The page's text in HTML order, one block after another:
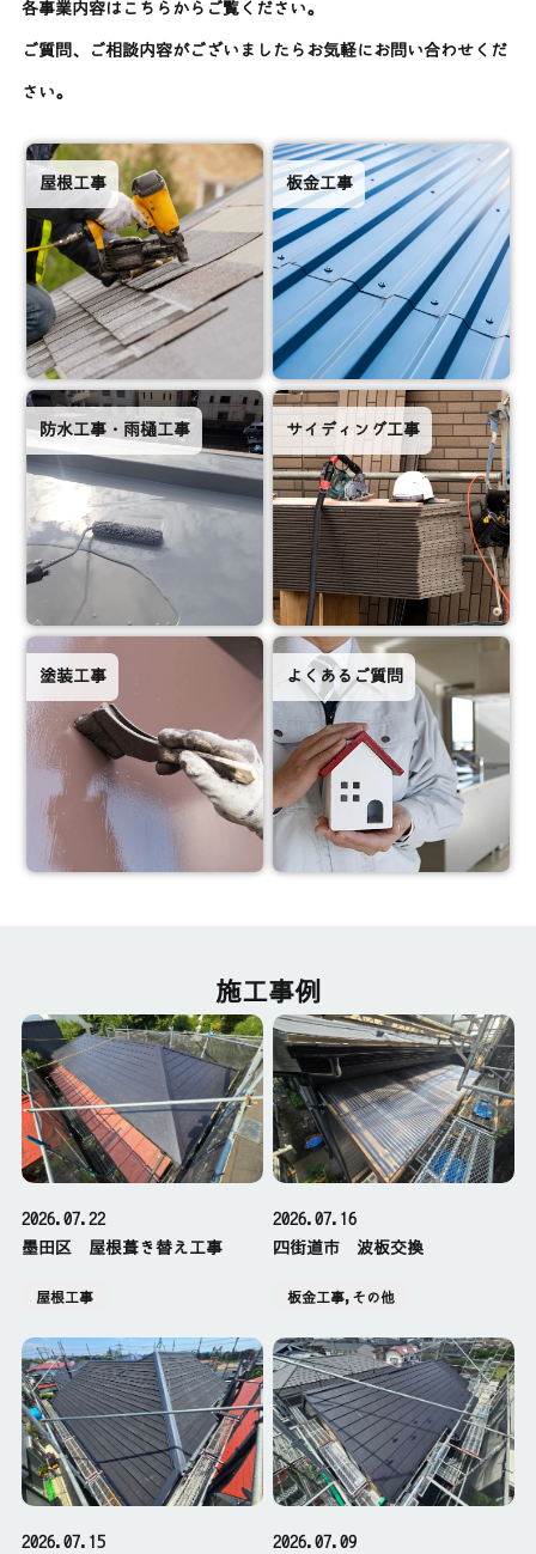
各事業内容はこちらからご覧ください。
ご質問、ご相談内容がございましたらお気軽にお問い合わせくだ
さい。
屋根工事 板金工事
防水工事・雨樋工事 サイディング工事
塗装工事 よくあるご質問
施工事例
2026.07.22
墨田区 屋根葺き替え工事
屋根工事
2026.07.16
四街道市 波板交換
板金工事,その他
2026.07.15 2026.07.09